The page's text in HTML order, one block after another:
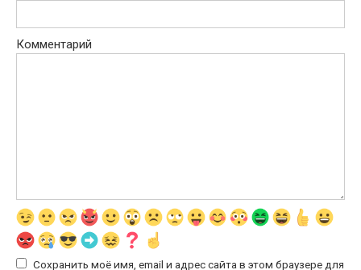
Комментарий
Сохранить моё имя, email и адрес сайта в этом браузере для